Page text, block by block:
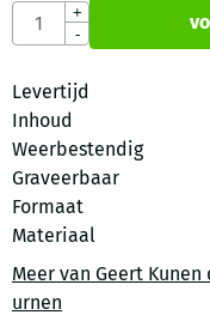
Aantal
+
-
Levertijd
Inhoud
Weerbestendig
Graveerbaar
Formaat
Materiaal
Meer van Geert Kunen
urnen